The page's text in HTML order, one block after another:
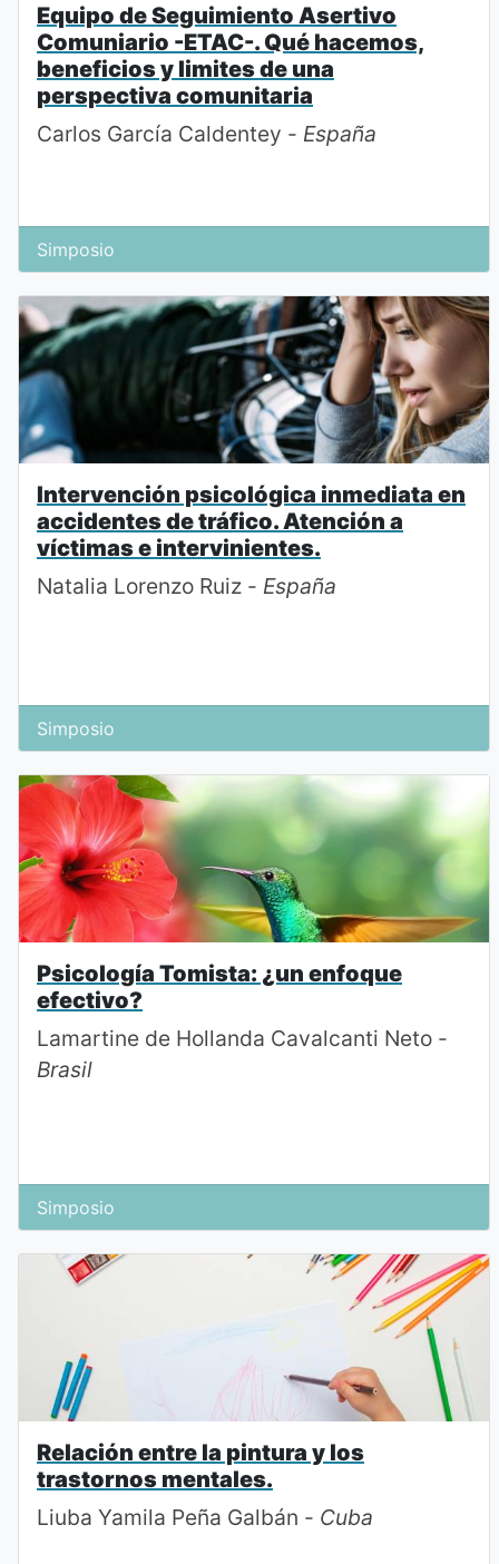
Equipo de Seguimiento Asertivo
Comuniario -ETAC-. Qué hacemos,
beneficios y limites de una
perspectiva comunitaria
Carlos García Caldentey - España
Simposio
Intervención psicológica inmediata en
accidentes de tráfico. Atención a
víctimas e intervinientes.
Natalia Lorenzo Ruiz - España
Simposio
Psicología Tomista: ¿un enfoque
efectivo?
Lamartine de Hollanda Cavalcanti Neto -
Brasil
Simposio
Relación entre la pintura y los
trastornos mentales.
Liuba Yamila Peña Galbán - Cuba